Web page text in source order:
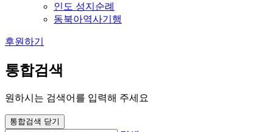
인도 성지순례
동북아역사기행
후원하기
통합검색
원하시는 검색어를 입력해 주세요
통합검색 닫기